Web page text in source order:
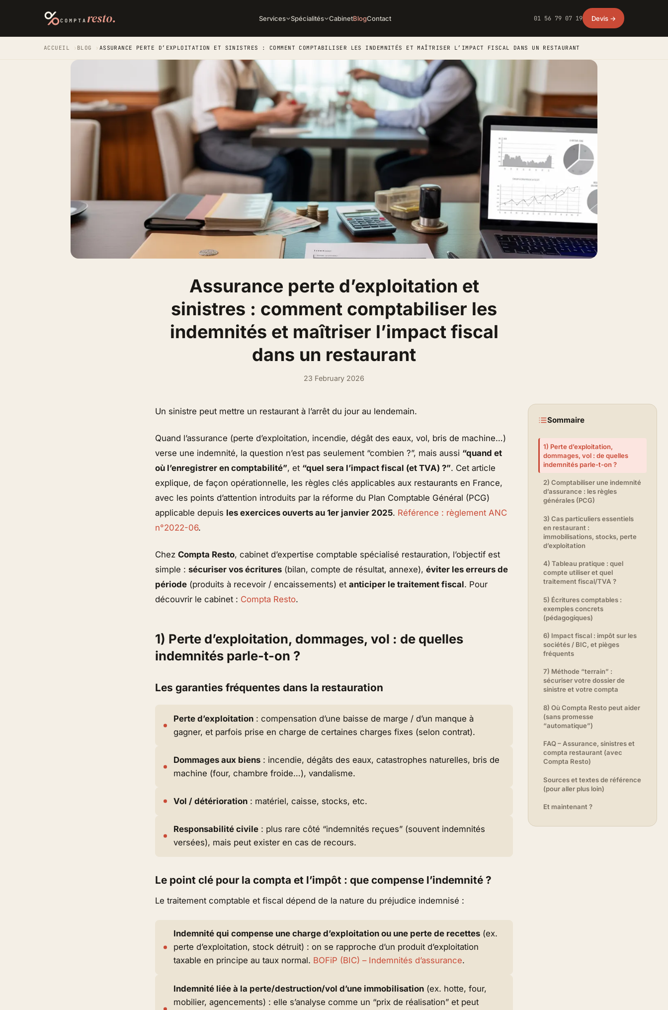
COMPTA resto. Services Spécialités CabinetBlogContact 01 56 79 07 19 Devis →
ACCUEIL › BLOG › ASSURANCE PERTE D’EXPLOITATION ET SINISTRES : COMMENT COMPTABILISER LES INDEMNITÉS ET MAÎTRISER L’IMPACT FISCAL DANS UN RESTAURANT
Assurance perte d’exploitation et
sinistres : comment comptabiliser les
indemnités et maîtriser l’impact fiscal
dans un restaurant
23 February 2026
Un sinistre peut mettre un restaurant à l’arrêt du jour au lendemain.
Quand l’assurance (perte d’exploitation, incendie, dégât des eaux, vol, bris de machine…)
verse une indemnité, la question n’est pas seulement “combien ?”, mais aussi “quand et
où l’enregistrer en comptabilité”, et “quel sera l’impact fiscal (et TVA) ?”. Cet article
explique, de façon opérationnelle, les règles clés applicables aux restaurants en France,
avec les points d’attention introduits par la réforme du Plan Comptable Général (PCG)
applicable depuis les exercices ouverts au 1er janvier 2025. Référence : règlement ANC
n°2022-06.
Chez Compta Resto, cabinet d’expertise comptable spécialisé restauration, l’objectif est
simple : sécuriser vos écritures (bilan, compte de résultat, annexe), éviter les erreurs de
période (produits à recevoir / encaissements) et anticiper le traitement fiscal. Pour
découvrir le cabinet : Compta Resto.
1) Perte d’exploitation, dommages, vol : de quelles
indemnités parle-t-on ?
Les garanties fréquentes dans la restauration
Perte d’exploitation : compensation d’une baisse de marge / d’un manque à
gagner, et parfois prise en charge de certaines charges fixes (selon contrat).
Dommages aux biens : incendie, dégâts des eaux, catastrophes naturelles, bris de
machine (four, chambre froide…), vandalisme.
Vol / détérioration : matériel, caisse, stocks, etc.
Responsabilité civile : plus rare côté “indemnités reçues” (souvent indemnités
versées), mais peut exister en cas de recours.
Le point clé pour la compta et l’impôt : que compense l’indemnité ?
Le traitement comptable et fiscal dépend de la nature du préjudice indemnisé :
Indemnité qui compense une charge d’exploitation ou une perte de recettes (ex.
perte d’exploitation, stock détruit) : on se rapproche d’un produit d’exploitation
taxable en principe au taux normal. BOFiP (BIC) – Indemnités d’assurance.
Indemnité liée à la perte/destruction/vol d’une immobilisation (ex. hotte, four,
mobilier, agencements) : elle s’analyse comme un “prix de réalisation” et peut
Sommaire
1) Perte d’exploitation,
dommages, vol : de quelles
indemnités parle-t-on ?
2) Comptabiliser une indemnité
d’assurance : les règles
générales (PCG)
3) Cas particuliers essentiels
en restaurant :
immobilisations, stocks, perte
d’exploitation
4) Tableau pratique : quel
compte utiliser et quel
traitement fiscal/TVA ?
5) Écritures comptables :
exemples concrets
(pédagogiques)
6) Impact fiscal : impôt sur les
sociétés / BIC, et pièges
fréquents
7) Méthode “terrain” :
sécuriser votre dossier de
sinistre et votre compta
8) Où Compta Resto peut aider
(sans promesse
“automatique”)
FAQ – Assurance, sinistres et
compta restaurant (avec
Compta Resto)
Sources et textes de référence
(pour aller plus loin)
Et maintenant ?